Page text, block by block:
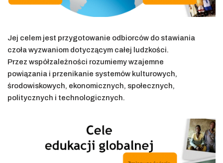
Jej celem jest przygotowanie odbiorców do stawiania
czoła wyzwaniom dotyczącym całej ludzkości.
Przez współzależności rozumiemy wzajemne
powiązania i przenikanie systemów kulturowych,
środowiskowych, ekonomicznych, społecznych,
politycznych i technologicznych.